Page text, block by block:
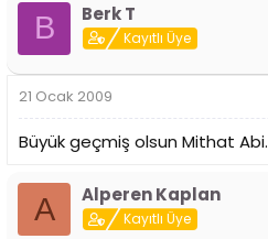
B Berk T
Kayıtlı Üye
21 Ocak 2009
Büyük geçmiş olsun Mithat Abi.
A Alperen Kaplan
Kayıtlı Üye